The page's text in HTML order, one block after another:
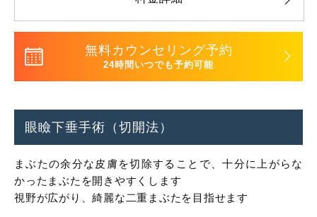
無料カウンセリング予約
24時間いつでも予約可能
眼瞼下垂手術（切開法）
まぶたの余分な皮膚を切除することで、十分に上がらな
かったまぶたを開きやすくします
視野が広がり、綺麗な二重まぶたを目指せます